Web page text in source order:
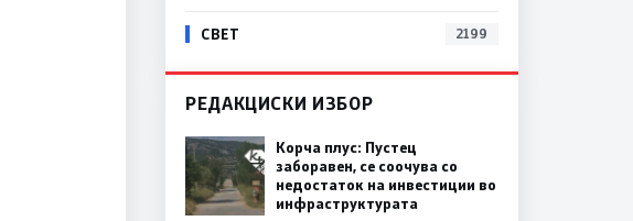
СВЕТ 2199
РЕДАКЦИСКИ ИЗБОР
Корча плус: Пустец
заборавен, се соочува со
недостаток на инвестиции во
инфраструктурата